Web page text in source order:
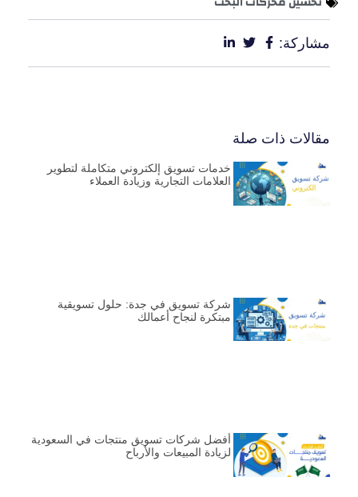
مشاركة:
مقالات ذات صلة
خدمات تسويق إلكتروني متكاملة لتطوير
العلامات التجارية وزيادة العملاء
شركة تسويق في جدة: حلول تسويقية
مبتكرة لنجاح أعمالك
أفضل شركات تسويق منتجات في السعودية
لزيادة المبيعات والأرباح